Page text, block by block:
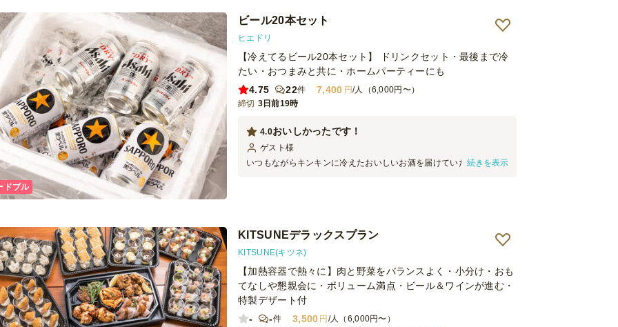
ビール20本セット
ヒエドリ
【冷えてるビール20本セット】 ドリンクセット・最後まで冷
たい・おつまみと共に・ホームパーティーにも
4.75
22件 7,400 円/人（6,000円〜）
締切 3日前19時
おいしかったです！
4.0
ゲスト 様
いつもながらキンキンに冷えたおいしいお酒を届けていただき、大
続きを表示
ドブル
KITSUNEデラックスプラン
KITSUNE(キツネ)
【加熱容器で熱々に】肉と野菜をバランスよく・小分け・おも
てなしや懇親会に・ボリューム満点・ビール＆ワインが進む・
特製デザート付
-
-件 3,500 円/人（6,000円〜）